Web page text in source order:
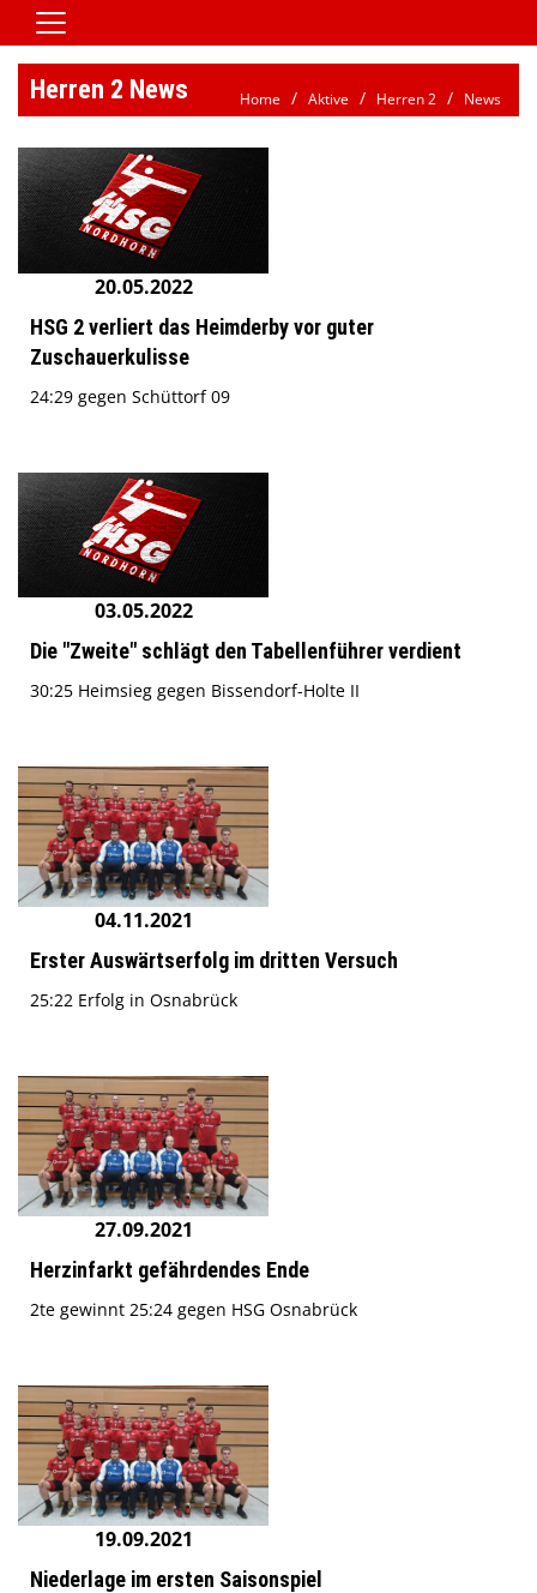
Home
Vereinsnews
Aktive
Jugend
Spielbetrieb
Verein/Satzung
Downloads
Herren 2 News Home Aktive Herren 2 News
20.05.2022
HSG 2 verliert das Heimderby vor guter
Zuschauerkulisse
24:29 gegen Schüttorf 09
03.05.2022
Die "Zweite" schlägt den Tabellenführer verdient
30:25 Heimsieg gegen Bissendorf-Holte II
04.11.2021
Erster Auswärtserfolg im dritten Versuch
25:22 Erfolg in Osnabrück
27.09.2021
Herzinfarkt gefährdendes Ende
2te gewinnt 25:24 gegen HSG Osnabrück
19.09.2021
Niederlage im ersten Saisonspiel